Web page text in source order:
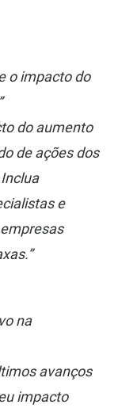
o impacto do
do aumento
de ações dos
e
na
avanços
impacto